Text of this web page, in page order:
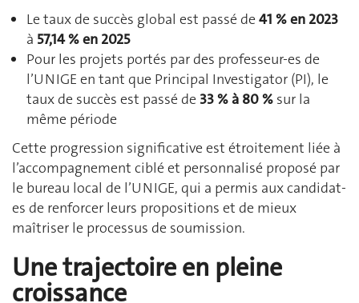
Le taux de succès global est passé de41 % en 2023
à 57,14 % en 2025
Pour les projets portés par des professeur-es de
l’UNIGE en tant que Principal Investigator (PI), le
taux de succès est passé de 33 % à 80 % sur la
même période
Cette progression significative est étroitement liée à
l’accompagnement ciblé et personnalisé proposé par
le bureau local de l’UNIGE, qui a permis aux candidat-
es de renforcer leurs propositions et de mieux
maîtriser le processus de soumission.
Une trajectoire en pleine
croissance